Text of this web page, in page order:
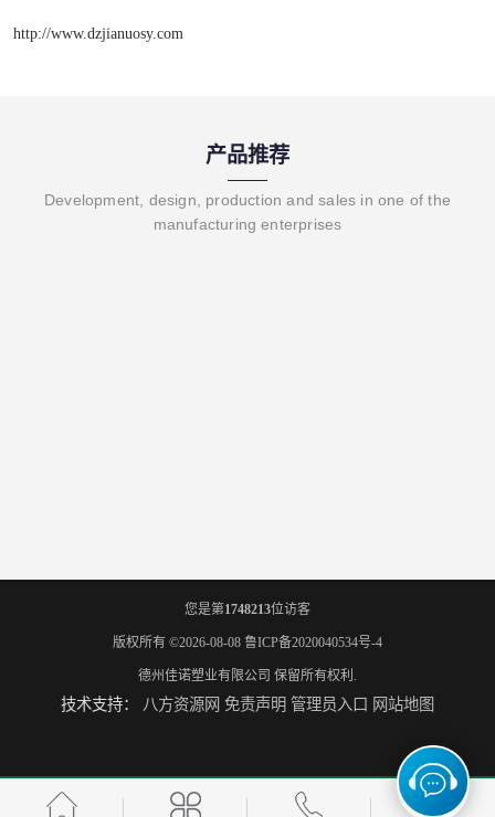
http://www.dzjianuosy.com
产品推荐
Development, design, production and sales in one of the
manufacturing enterprises
您是第1748213位访客
版权所有 ©2026-08-08 鲁ICP备2020040534号-4
德州佳诺塑业有限公司 保留所有权利.
技术支持： 八方资源网 免责声明 管理员入口 网站地图